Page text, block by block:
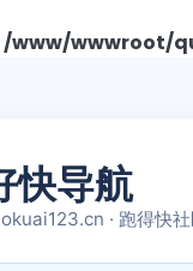
/www/wwwroot/